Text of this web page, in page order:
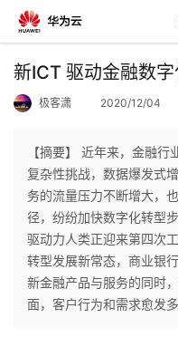
返
个
人
主
我
的
我
新ICT 驱动金融数
极客潇 2020/12/04
【摘要】 近年来，金融
复杂性挑战，数据爆发式
务的流量压力不断增大，
径，纷纷加快数字化转型
驱动力人类正迎来第四次
转型发展新常态，商业银
新金融产品与服务的同时
面，客户行为和需求愈发